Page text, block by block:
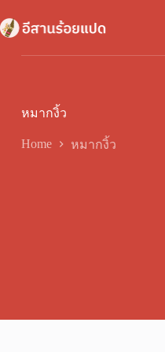
to
content
หมากงิ้ว
Home หมากงิ้ว